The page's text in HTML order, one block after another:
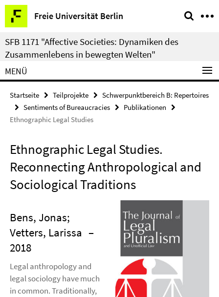
Springe
direkt
zu
Inhalt
Freie Universität Berlin
Service-
Navigation
SFB 1171 "Affective Societies: Dynamiken des
Zusammenlebens in bewegten Welten"
MENÜ
Startseite Teilprojekte
Schwerpunktbereich B: Repertoires
Sentiments of Bureaucracies
Publikationen
Ethnographic Legal Studies
Ethnographic Legal Studies.
Reconnecting Anthropological and
Sociological Traditions
Bens, Jonas;
Vetters, Larissa –
2018
Legal anthropology and
legal sociology have much
in common. Traditionally,